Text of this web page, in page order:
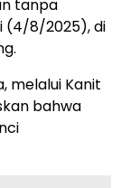
tanpa
(4/8/2025), di
melalui Kanit
bahwa